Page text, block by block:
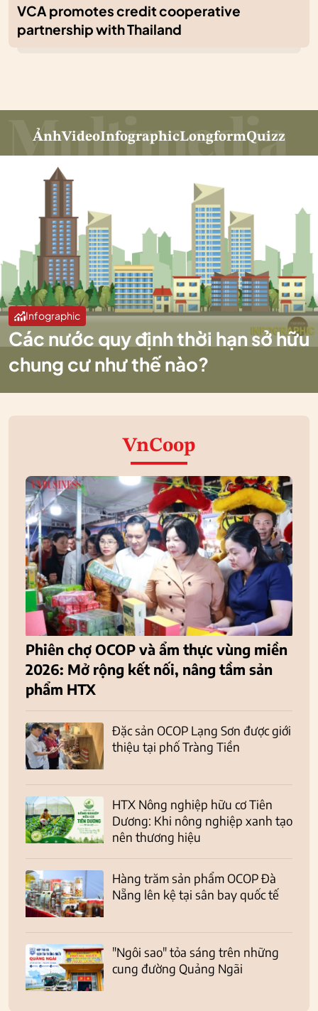
VCA promotes credit cooperative
partnership with Thailand
ẢnhVideoInfographicLongformQuizz
Infographic
Các nước quy định thời hạn sở hữu
chung cư như thế nào?
VnCoop
Phiên chợ OCOP và ẩm thực vùng miền
2026: Mở rộng kết nối, nâng tầm sản
phẩm HTX
Đặc sản OCOP Lạng Sơn được giới
thiệu tại phố Tràng Tiền
HTX Nông nghiệp hữu cơ Tiên
Dương: Khi nông nghiệp xanh tạo
nên thương hiệu
Hàng trăm sản phẩm OCOP Đà
Nẵng lên kệ tại sân bay quốc tế
"Ngôi sao" tỏa sáng trên những
cung đường Quảng Ngãi